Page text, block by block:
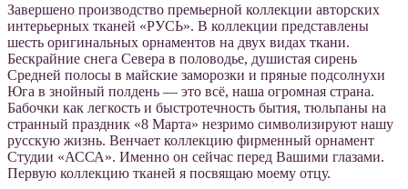
Завершено производство премьерной коллекции авторских
интерьерных тканей «РУСЬ». В коллекции представлены
шесть оригинальных орнаментов на двух видах ткани.
Бескрайние снега Севера в половодье, душистая сирень
Средней полосы в майские заморозки и пряные подсолнухи
Юга в знойный полдень — это всё, наша огромная страна.
Бабочки как легкость и быстротечность бытия, тюльпаны на
странный праздник «8 Марта» незримо символизируют нашу
русскую жизнь. Венчает коллекцию фирменный орнамент
Cтудии «АССА». Именно он сейчас перед Вашими глазами.
Первую коллекцию тканей я посвящаю моему отцу.